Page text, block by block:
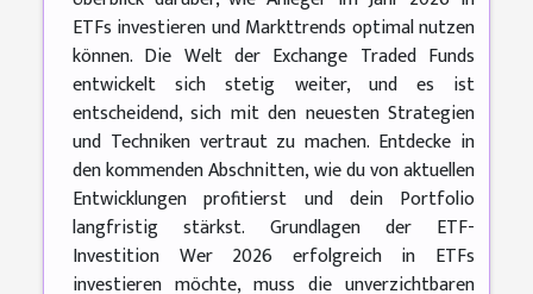
ETFs investieren und Markttrends optimal nutzen
können. Die Welt der Exchange Traded Funds
entwickelt sich stetig weiter, und es ist
entscheidend, sich mit den neuesten Strategien
und Techniken vertraut zu machen. Entdecke in
den kommenden Abschnitten, wie du von aktuellen
Entwicklungen profitierst und dein Portfolio
langfristig stärkst. Grundlagen der ETF-
Investition Wer 2026 erfolgreich in ETFs
investieren möchte, muss die unverzichtbaren